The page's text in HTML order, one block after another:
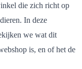
die zich richt op
In deze
we wat dit
is, en of het de